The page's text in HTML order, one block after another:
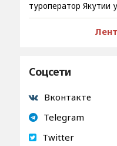
туроператор Якутии
Соцсети
Вконтакте
Telegram
Twitter